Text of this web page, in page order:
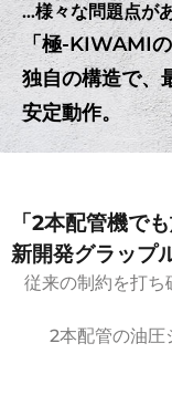
…様々な問題点が
「極-KIWAMI
独自の構造で、
安定動作。
「2本配管機で
新開発グラップ
従来の制約を打ち
2本配管の油圧